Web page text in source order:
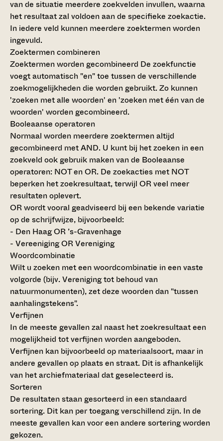
van de situatie meerdere zoekvelden invullen, waarna
het resultaat zal voldoen aan de specifieke zoekactie.
In iedere veld kunnen meerdere zoektermen worden
ingevuld.
Zoektermen combineren
Zoektermen worden gecombineerd De zoekfunctie
voegt automatisch "en" toe tussen de verschillende
zoekmogelijkheden die worden gebruikt. Zo kunnen
'zoeken met alle woorden' en 'zoeken met één van de
woorden' worden gecombineerd.
Booleaanse operatoren
Normaal worden meerdere zoektermen altijd
gecombineerd met AND. U kunt bij het zoeken in een
zoekveld ook gebruik maken van de Booleaanse
operatoren: NOT en OR. De zoekacties met NOT
beperken het zoekresultaat, terwijl OR veel meer
resultaten oplevert.
OR wordt vooral geadviseerd bij een bekende variatie
op de schrijfwijze, bijvoorbeeld:
- Den Haag OR ’s-Gravenhage
- Vereeniging OR Vereniging
Woordcombinatie
Wilt u zoeken met een woordcombinatie in een vaste
volgorde (bijv. Vereniging tot behoud van
natuurmonumenten), zet deze woorden dan "tussen
aanhalingstekens".
Verfijnen
In de meeste gevallen zal naast het zoekresultaat een
mogelijkheid tot verfijnen worden aangeboden.
Verfijnen kan bijvoorbeeld op materiaalsoort, maar in
andere gevallen op plaats en straat. Dit is afhankelijk
van het archiefmateriaal dat geselecteerd is.
Sorteren
De resultaten staan gesorteerd in een standaard
sortering. Dit kan per toegang verschillend zijn. In de
meeste gevallen kan voor een andere sortering worden
gekozen.